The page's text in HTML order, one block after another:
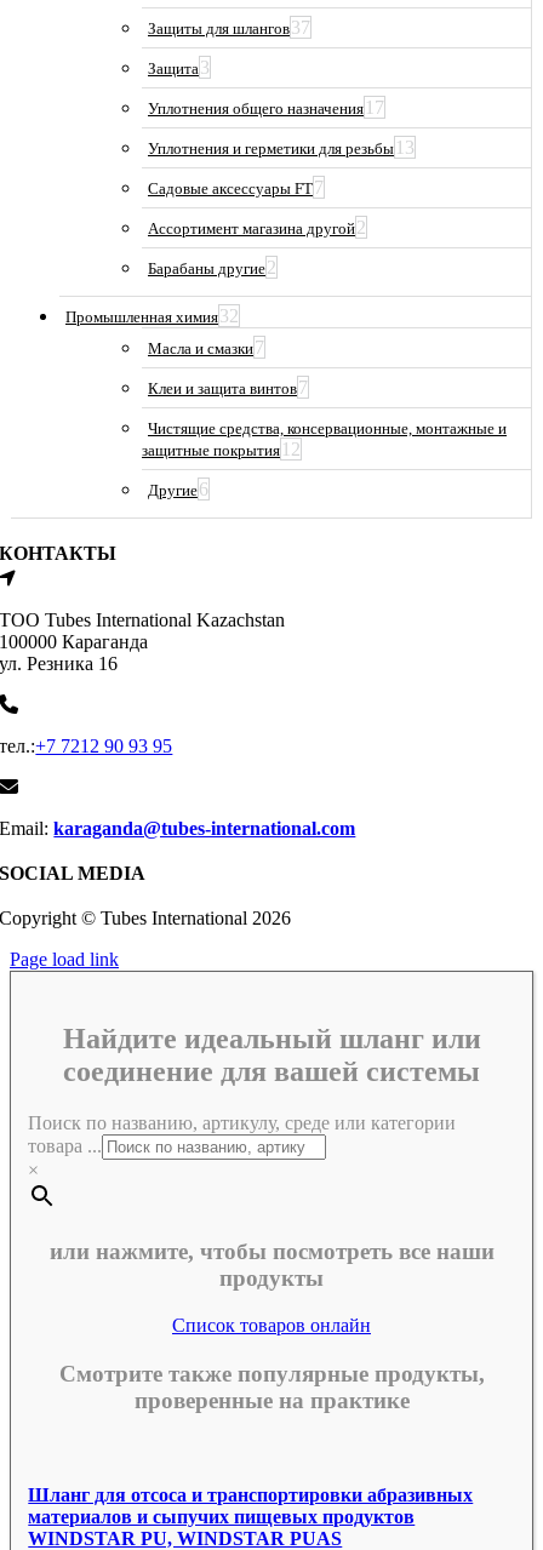
Защиты для шлангов37
Защита3
Уплотнения общего назначения 17
Уплотнения и герметики для резьбы 13
Садовые аксессуары FT7
Ассортимент магазина другой2
Барабаны другие2
Промышленная химия32
Масла и смазки7
Клеи и защита винтов7
Чистящие средства, консервационные, монтажные и
защитные покрытия 12
Другие6
КОНТАКТЫ
ТОО Tubes International Kazachstan
100000 Караганда
ул. Резника 16
тел.:+7 7212 90 93 95
Email:karaganda@tubes-international.com
SOCIAL MEDIA
Copyright © Tubes International 2026
Page load link
Найдите идеальный шланг или
соединение для вашей системы
Поиск по названию, артикулу, среде или категории
товара ...
×
или нажмите, чтобы посмотреть все наши
продукты
Список товаров онлайн
Смотрите также популярные продукты,
проверенные на практике
Шланг для отсоса и транспортировки абразивных
материалов и сыпучих пищевых продуктов
WINDSTAR PU, WINDSTAR PUAS